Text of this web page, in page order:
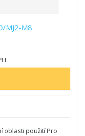
MJ2-M8
oblasti použití Pro